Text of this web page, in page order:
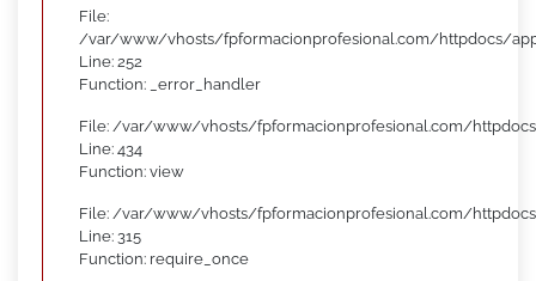
File:
/var/www/vhosts/fpformacionprofesional.com/httpdocs/
Line: 252
Function: _error_handler
File: /var/www/vhosts/fpformacionprofesional.com/
Line: 434
Function: view
File: /var/www/vhosts/fpformacionprofesional.com/
Line: 315
Function: require_once